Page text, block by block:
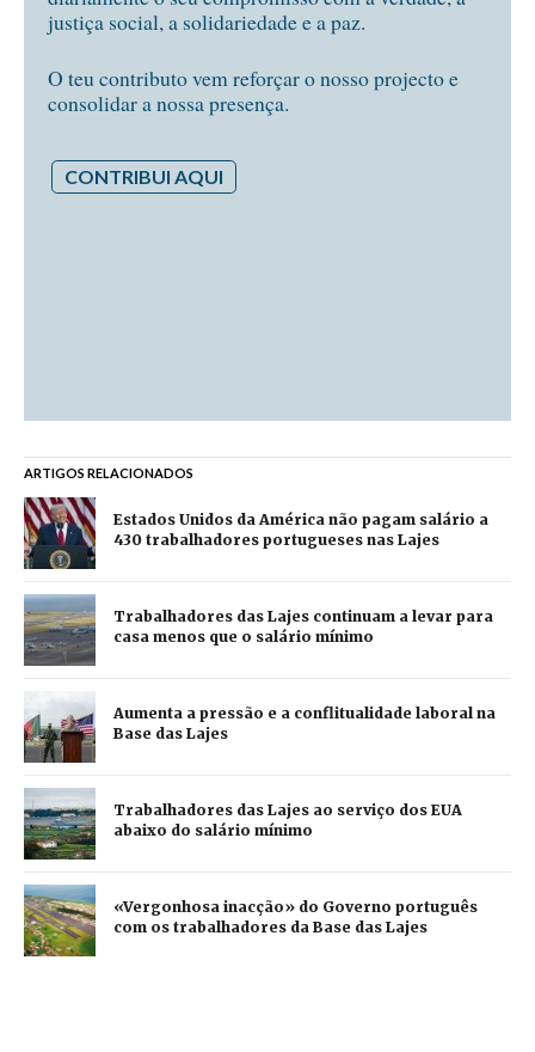
justiça social, a solidariedade e a paz.
O teu contributo vem reforçar o nosso projecto e
consolidar a nossa presença.
CONTRIBUI AQUI
ARTIGOS RELACIONADOS
Estados Unidos da América não pagam salário a
430 trabalhadores portugueses nas Lajes
Trabalhadores das Lajes continuam a levar para
casa menos que o salário mínimo
Aumenta a pressão e a conflitualidade laboral na
Base das Lajes
Trabalhadores das Lajes ao serviço dos EUA
abaixo do salário mínimo
«Vergonhosa inacção» do Governo português
com os trabalhadores da Base das Lajes